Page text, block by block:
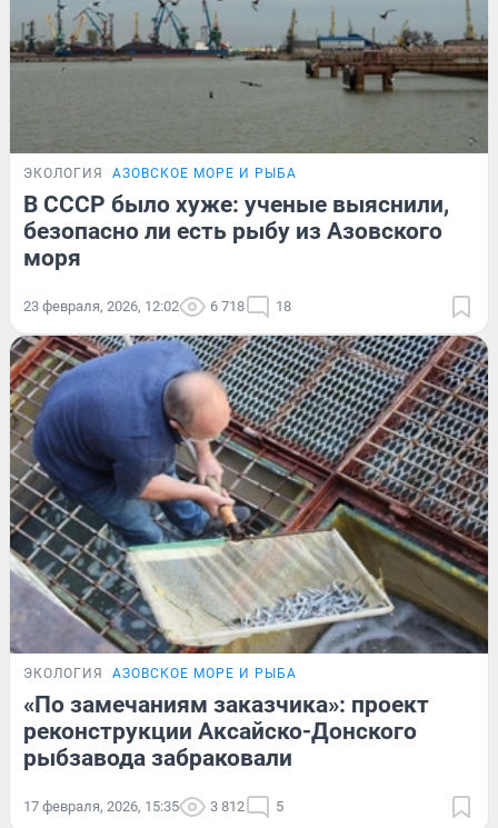
ЭКОЛОГИЯ АЗОВСКОЕ МОРЕ И РЫБА
В СССР было хуже: ученые выяснили,
безопасно ли есть рыбу из Азовского
моря
23 февраля, 2026, 12:02 6 718 18
ЭКОЛОГИЯ АЗОВСКОЕ МОРЕ И РЫБА
«По замечаниям заказчика»: проект
реконструкции Аксайско-Донского
рыбзавода забраковали
17 февраля, 2026, 15:35 3 812 5